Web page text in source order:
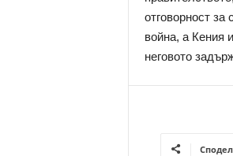
отговорност
война, а Кения
неговото